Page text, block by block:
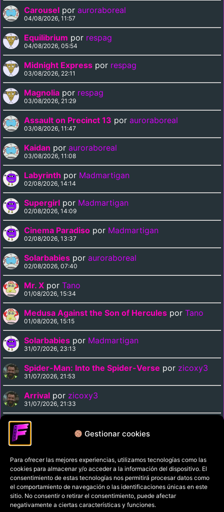
Gestionar cookies
Para ofrecer las mejores experiencias, utilizamos tecnologías como las
cookies para almacenar y/o acceder a la información del dispositivo. El
consentimiento de estas tecnologías nos permitirá procesar datos como
el comportamiento de navegación o las identificaciones únicas en este
sitio. No consentir o retirar el consentimiento, puede afectar
negativamente a ciertas características y funciones.
Carousel por auroraboreal
04/08/2026, 11:57
Equilibrium por respag
04/08/2026, 05:54
Midnight Express por respag
03/08/2026, 22:11
Magnolia por respag
03/08/2026, 21:29
Assault on Precinct 13 por auroraboreal
03/08/2026, 11:47
Kaidan por auroraboreal
03/08/2026, 11:08
Labyrinth por Madmartigan
02/08/2026, 14:14
Supergirl por Madmartigan
02/08/2026, 14:09
Cinema Paradiso por Madmartigan
02/08/2026, 13:37
Solarbabies por auroraboreal
02/08/2026, 07:40
Mr. X por Tano
01/08/2026, 15:34
Medusa Against the Son of Hercules por Tano
01/08/2026, 15:15
Solarbabies por Madmartigan
31/07/2026, 23:13
Spider-Man: Into the Spider-Verse por zicoxy3
31/07/2026, 21:53
Arrival por zicoxy3
31/07/2026, 21:33
Arrival
31/07/2026, 20:41
Política de privacidad
Términos y condiciones
Política de cookies